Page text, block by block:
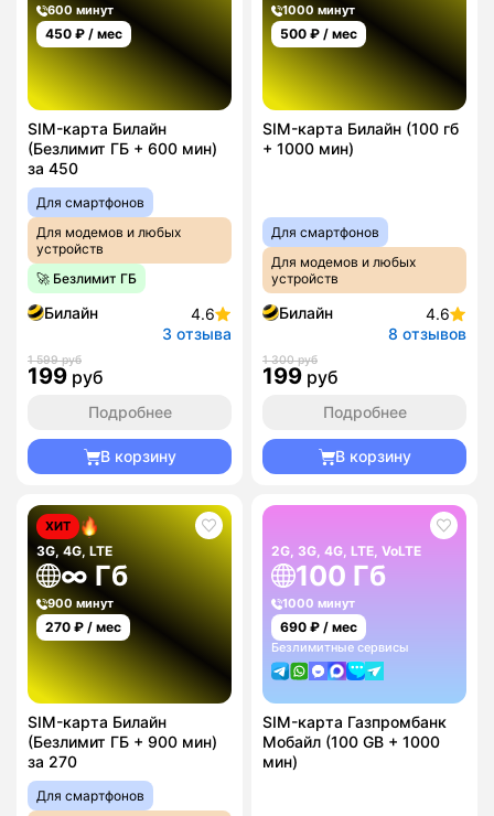
600 минут
450 ₽ / мес
SIM-карта Билайн
(Безлимит ГБ + 600 мин)
за 450
Для смартфонов
Для модемов и любых
устройств
🚀 Безлимит ГБ
Билайн
4.6
3 отзыва
1 599 руб
199 руб
Подробнее
В корзину
1000 минут
500 ₽ / мес
SIM-карта Билайн (100 гб
+ 1000 мин)
Для смартфонов
Для модемов и любых
устройств
Билайн
4.6
8 отзывов
1 300 руб
199 руб
Подробнее
В корзину
ХИТ
3G, 4G, LTE
∞ Гб
900 минут
270 ₽ / мес
SIM-карта Билайн
(Безлимит ГБ + 900 мин)
за 270
Для смартфонов
2G, 3G, 4G, LTE, VoLTE
100 Гб
1000 минут
690 ₽ / мес
Безлимитные сервисы
SIM-карта Газпромбанк
Мобайл (100 GB + 1000
мин)